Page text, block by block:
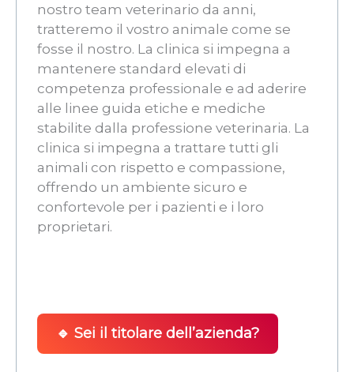
nostro team veterinario da anni,
tratteremo il vostro animale come se
fosse il nostro. La clinica si impegna a
mantenere standard elevati di
competenza professionale e ad aderire
alle linee guida etiche e mediche
stabilite dalla professione veterinaria. La
clinica si impegna a trattare tutti gli
animali con rispetto e compassione,
offrendo un ambiente sicuro e
confortevole per i pazienti e i loro
proprietari.
🔹 Sei il titolare dell’azienda?